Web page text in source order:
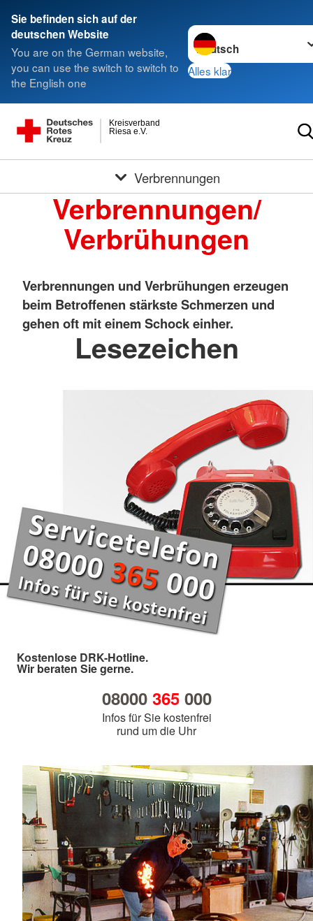
Sie befinden sich auf der
deutschen Website
You are on the German website,
you can use the switch to switch to
the English one
Sprache wechseln zu
Alles klar
Riesa e.V.
Kreisverband
Verbrennungen
Verbrennungen/
Verbrühungen
Verbrennungen und Verbrühungen erzeugen
beim Betroffenen stärkste Schmerzen und
gehen oft mit einem Schock einher.
Lesezeichen
Kostenlose DRK-Hotline.
Wir beraten Sie gerne.
08000 365000
Infos für Sie kostenfrei
rund um die Uhr